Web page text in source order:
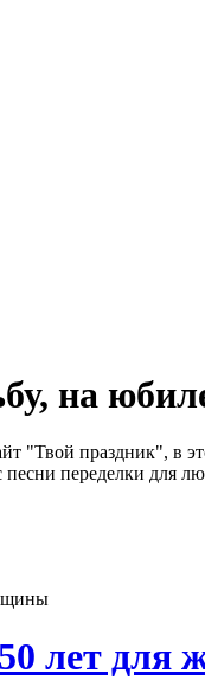
на
"Твой праздник", в
переделки для
лет для